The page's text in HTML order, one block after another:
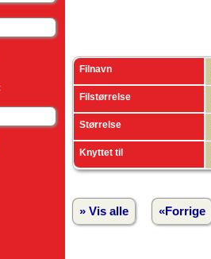
Filnavn
Filstørrelse
Størrelse
Knyttet til
» Vis alle «Forrige